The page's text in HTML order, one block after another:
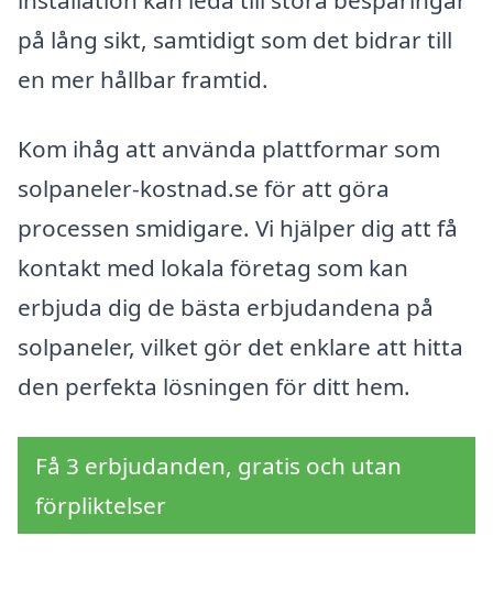
på lång sikt, samtidigt som det bidrar till
en mer hållbar framtid.
Kom ihåg att använda plattformar som
solpaneler-kostnad.se för att göra
processen smidigare. Vi hjälper dig att få
kontakt med lokala företag som kan
erbjuda dig de bästa erbjudandena på
solpaneler, vilket gör det enklare att hitta
den perfekta lösningen för ditt hem.
Få 3 erbjudanden, gratis och utan
förpliktelser